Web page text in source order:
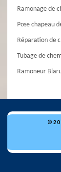
Ramonage de
Pose chapeau
Réparation de
Tubage de
Ramoneur